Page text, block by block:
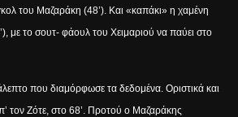
του Μαζαράκη (48’). Και «καπάκι» η χαμένη
με το σουτ- φάουλ του Χειμαριού να παύει στο
που διαμόρφωσε τα δεδομένα. Οριστικά και
τον Ζότε, στο 68’. Προτού ο Μαζαράκης